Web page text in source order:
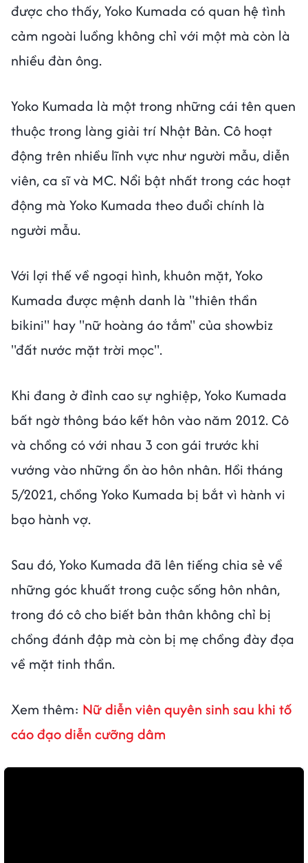
được cho thấy, Yoko Kumada có quan hệ tình
cảm ngoài luồng không chỉ với một mà còn là
nhiều đàn ông.
Yoko Kumada là một trong những cái tên quen
thuộc trong làng giải trí Nhật Bản. Cô hoạt
động trên nhiều lĩnh vực như người mẫu, diễn
viên, ca sĩ và MC. Nổi bật nhất trong các hoạt
động mà Yoko Kumada theo đuổi chính là
người mẫu.
Với lợi thế về ngoại hình, khuôn mặt, Yoko
Kumada được mệnh danh là "thiên thần
bikini" hay "nữ hoàng áo tắm" của showbiz
"đất nước mặt trời mọc".
Khi đang ở đỉnh cao sự nghiệp, Yoko Kumada
bất ngờ thông báo kết hôn vào năm 2012. Cô
và chồng có với nhau 3 con gái trước khi
vướng vào những ồn ào hôn nhân. Hồi tháng
5/2021, chồng Yoko Kumada bị bắt vì hành vi
bạo hành vợ.
Sau đó, Yoko Kumada đã lên tiếng chia sẻ về
những góc khuất trong cuộc sống hôn nhân,
trong đó cô cho biết bản thân không chỉ bị
chồng đánh đập mà còn bị mẹ chồng đày đọa
về mặt tinh thần.
Xem thêm: Nữ diễn viên quyên sinh sau khi tố
cáo đạo diễn cưỡng dâm